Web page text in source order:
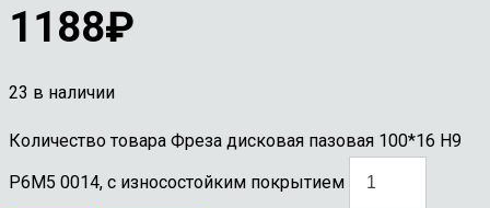
1188₽
23 в наличии
Количество товара Фреза дисковая пазовая 100*16 Н9
Р6М5 0014, с износостойким покрытием